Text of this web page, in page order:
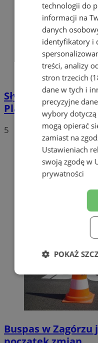
Słynna Patelnia
Plac Stulecia
5
Buspas w Zagórzu
technologii do
informacji na
danych
identyfikatory i
treści, analizy
stron trzecich
dane w tych i
precyzyjne
wybory
mogą opierać
zamiast na
Ustawieniach
swoją zgodę w
prywatności
POKAŻ
Niezbędne